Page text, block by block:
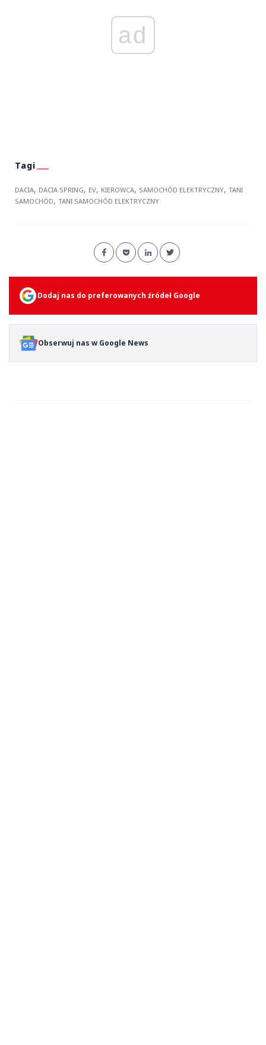
ad
DACIA, DACIA SPRING, EV, KIEROWCA, SAMOCHÓD ELEKTRYCZNY, TANI
SAMOCHÓD, TANI SAMOCHÓD ELEKTRYCZNY
Dodaj nas do preferowanych źródeł Google
Obserwuj nas w Google News